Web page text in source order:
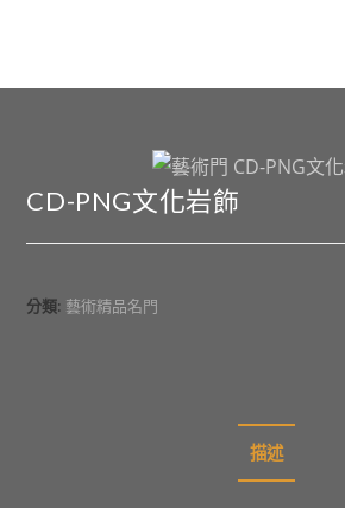
CD-PNG文化岩飾
分類: 藝術精品名門
描述